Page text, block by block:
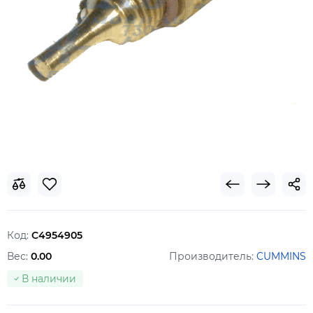
Код: С4954905
Производитель: CUMMINS
В наличии
Вес: 0.00